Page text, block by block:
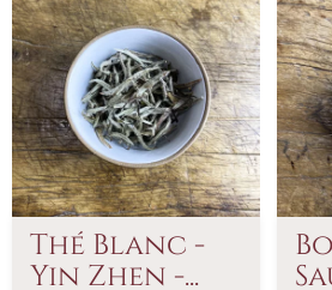
Thé Blanc -
Yin Zhen -...